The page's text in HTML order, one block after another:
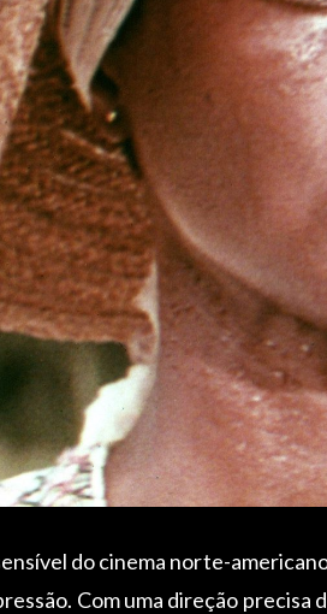
do cinema norte-
Com uma direção